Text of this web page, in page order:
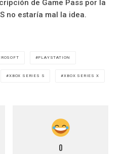
de Game Pass por la
no estaría mal la idea.
PLAYSTATION
XBOX SERIES S XBOX SERIES X
0